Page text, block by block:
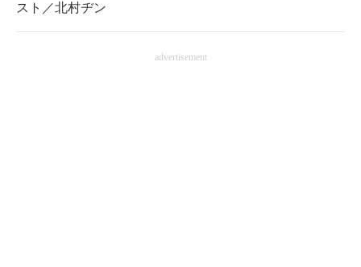
スト／北村ヂン
advertisement